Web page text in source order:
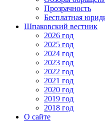
Прозрачность
Бесплатная
Шпаковский вестник
2026 год
2025 год
2024 год
2023 год
2022 год
2021 год
2020 год
2019 год
2018 год
О сайте